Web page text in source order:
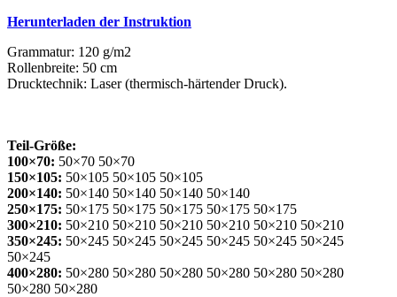
Herunterladen der Instruktion
Grammatur: 120 g/m2
Rollenbreite: 50 cm
Drucktechnik: Laser (thermisch-härtender Druck).
Teil-Größe:
100×70: 50×70 50×70
150×105: 50×105 50×105 50×105
200×140: 50×140 50×140 50×140 50×140
250×175: 50×175 50×175 50×175 50×175 50×175
300×210: 50×210 50×210 50×210 50×210 50×210 50×210
350×245: 50×245 50×245 50×245 50×245 50×245 50×245
50×245
400×280: 50×280 50×280 50×280 50×280 50×280 50×280
50×280 50×280